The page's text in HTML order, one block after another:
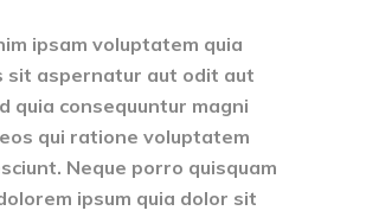
ipsam voluptatem quia
sit aspernatur aut odit aut
quia consequuntur magni
qui ratione voluptatem
Neque porro quisquam
ipsum quia dolor sit